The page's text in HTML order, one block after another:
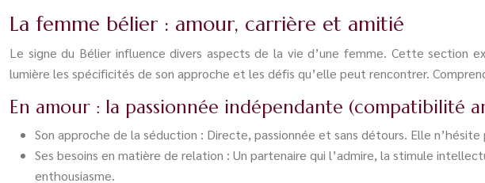
La femme bélier : amour, carrière et amitié
Le signe du Bélier influence divers aspects de la vie d’une femme. Cette section
lumière les spécificités de son approche et les défis qu’elle peut rencontrer.
En amour : la passionnée indépendante (compatibilité
Son approche de la séduction : Directe, passionnée et sans détours. Elle
Ses besoins en matière de relation : Un partenaire qui l’admire, la stimule
enthousiasme.